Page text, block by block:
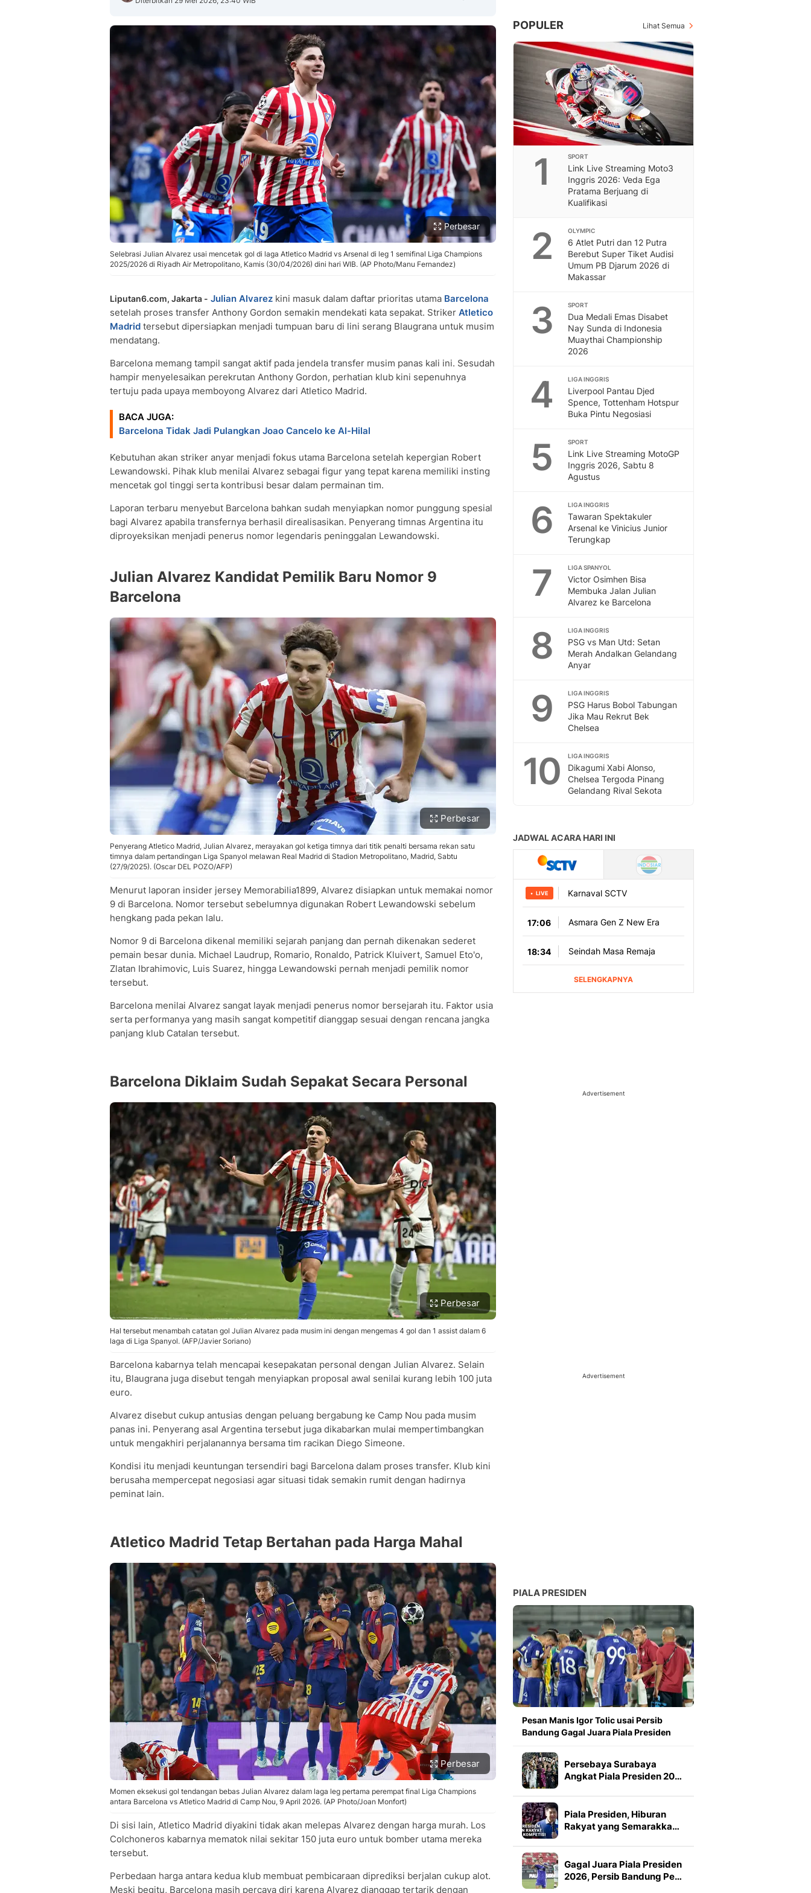
Copy Link
Perbesar
Selebrasi Julian Alvarez usai mencetak gol di laga Atletico Madrid vs Arsenal di leg 1 semifinal Liga Champions
2025/2026 di Riyadh Air Metropolitano, Kamis (30/04/2026) dini hari WIB. (AP Photo/Manu Fernandez)
Liputan6.com, Jakarta - Julian Alvarez kini masuk dalam daftar prioritas utama Barcelona
setelah proses transfer Anthony Gordon semakin mendekati kata sepakat. Striker Atletico
Madrid tersebut dipersiapkan menjadi tumpuan baru di lini serang Blaugrana untuk musim
mendatang.
Barcelona memang tampil sangat aktif pada jendela transfer musim panas kali ini. Sesudah
hampir menyelesaikan perekrutan Anthony Gordon, perhatian klub kini sepenuhnya
tertuju pada upaya memboyong Alvarez dari Atletico Madrid.
BACA JUGA:
Barcelona Tidak Jadi Pulangkan Joao Cancelo ke Al-Hilal
Kebutuhan akan striker anyar menjadi fokus utama Barcelona setelah kepergian Robert
Lewandowski. Pihak klub menilai Alvarez sebagai figur yang tepat karena memiliki insting
mencetak gol tinggi serta kontribusi besar dalam permainan tim.
Laporan terbaru menyebut Barcelona bahkan sudah menyiapkan nomor punggung spesial
bagi Alvarez apabila transfernya berhasil direalisasikan. Penyerang timnas Argentina itu
diproyeksikan menjadi penerus nomor legendaris peninggalan Lewandowski.
Julian Alvarez Kandidat Pemilik Baru Nomor 9
Barcelona
Perbesar
Penyerang Atletico Madrid, Julian Alvarez, merayakan gol ketiga timnya dari titik penalti bersama rekan satu
timnya dalam pertandingan Liga Spanyol melawan Real Madrid di Stadion Metropolitano, Madrid, Sabtu
(27/9/2025). (Oscar DEL POZO/AFP)
Menurut laporan insider jersey Memorabilia1899, Alvarez disiapkan untuk memakai nomor
9 di Barcelona. Nomor tersebut sebelumnya digunakan Robert Lewandowski sebelum
hengkang pada pekan lalu.
Nomor 9 di Barcelona dikenal memiliki sejarah panjang dan pernah dikenakan sederet
pemain besar dunia. Michael Laudrup, Romario, Ronaldo, Patrick Kluivert, Samuel Eto'o,
Zlatan Ibrahimovic, Luis Suarez, hingga Lewandowski pernah menjadi pemilik nomor
tersebut.
Barcelona menilai Alvarez sangat layak menjadi penerus nomor bersejarah itu. Faktor usia
serta performanya yang masih sangat kompetitif dianggap sesuai dengan rencana jangka
panjang klub Catalan tersebut.
Barcelona Diklaim Sudah Sepakat Secara Personal
Perbesar
Hal tersebut menambah catatan gol Julian Alvarez pada musim ini dengan mengemas 4 gol dan 1 assist dalam 6
laga di Liga Spanyol. (AFP/Javier Soriano)
Barcelona kabarnya telah mencapai kesepakatan personal dengan Julian Alvarez. Selain
itu, Blaugrana juga disebut tengah menyiapkan proposal awal senilai kurang lebih 100 juta
euro.
Alvarez disebut cukup antusias dengan peluang bergabung ke Camp Nou pada musim
panas ini. Penyerang asal Argentina tersebut juga dikabarkan mulai mempertimbangkan
untuk mengakhiri perjalanannya bersama tim racikan Diego Simeone.
Kondisi itu menjadi keuntungan tersendiri bagi Barcelona dalam proses transfer. Klub kini
berusaha mempercepat negosiasi agar situasi tidak semakin rumit dengan hadirnya
peminat lain.
Atletico Madrid Tetap Bertahan pada Harga Mahal
Perbesar
Momen eksekusi gol tendangan bebas Julian Alvarez dalam laga leg pertama perempat final Liga Champions
antara Barcelona vs Atletico Madrid di Camp Nou, 9 April 2026. (AP Photo/Joan Monfort)
Di sisi lain, Atletico Madrid diyakini tidak akan melepas Alvarez dengan harga murah. Los
Colchoneros kabarnya mematok nilai sekitar 150 juta euro untuk bomber utama mereka
tersebut.
Perbedaan harga antara kedua klub membuat pembicaraan diprediksi berjalan cukup alot.
Meski begitu, Barcelona masih percaya diri karena Alvarez dianggap tertarik dengan
POPULER Lihat Semua
1 SPORT
Link Live Streaming Moto3
Inggris 2026: Veda Ega
Pratama Berjuang di
Kualifikasi
2 OLYMPIC
6 Atlet Putri dan 12 Putra
Berebut Super Tiket Audisi
Umum PB Djarum 2026 di
Makassar
3 SPORT
Dua Medali Emas Disabet
Nay Sunda di Indonesia
Muaythai Championship
2026
4 LIGA INGGRIS
Liverpool Pantau Djed
Spence, Tottenham Hotspur
Buka Pintu Negosiasi
5 SPORT
Link Live Streaming MotoGP
Inggris 2026, Sabtu 8
Agustus
6 LIGA INGGRIS
Tawaran Spektakuler
Arsenal ke Vinicius Junior
Terungkap
7 LIGA SPANYOL
Victor Osimhen Bisa
Membuka Jalan Julian
Alvarez ke Barcelona
8 LIGA INGGRIS
PSG vs Man Utd: Setan
Merah Andalkan Gelandang
Anyar
9 LIGA INGGRIS
PSG Harus Bobol Tabungan
Jika Mau Rekrut Bek
Chelsea
10 LIGA INGGRIS
Dikagumi Xabi Alonso,
Chelsea Tergoda Pinang
Gelandang Rival Sekota
Advertisement
Advertisement
PIALA PRESIDEN
Pesan Manis Igor Tolic usai Persib
Bandung Gagal Juara Piala Presiden
Persebaya Surabaya
Angkat Piala Presiden 20…
Piala Presiden, Hiburan
Rakyat yang Semarakka…
Gagal Juara Piala Presiden
2026, Persib Bandung Pe…